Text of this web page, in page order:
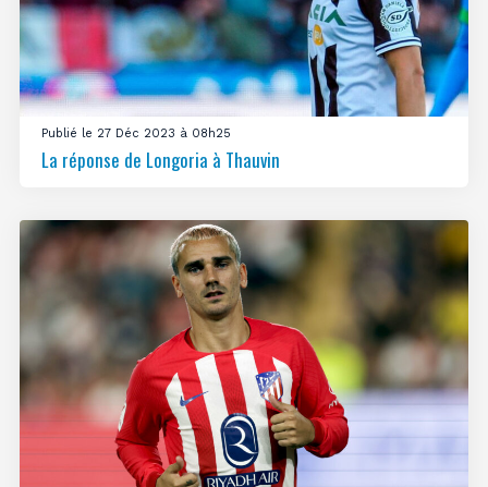
Publié le 27 Déc 2023 à 08h25
La réponse de Longoria à Thauvin